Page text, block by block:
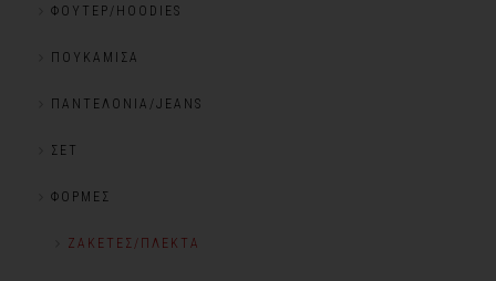
ΦΟΎΤΕΡ/HOODIES
ΠΟΥΚΆΜΙΣΑ
ΠΑΝΤΕΛΌΝΙΑ/JEANS
ΣΕΤ
ΦΌΡΜΕΣ
ΖΑΚΈΤΕΣ/ΠΛΕΚΤΆ